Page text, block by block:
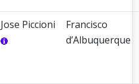
Jose Piccioni
Francisco
d’Albuquerque